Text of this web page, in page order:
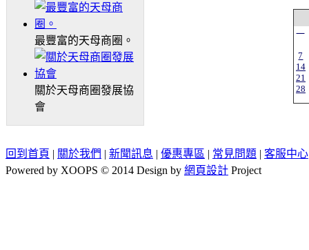
最豐富的天母商圈。
關於天母商圈發展協
會
一
7
14
21
28
回到首頁 | 關於我們 | 新聞訊息 | 優惠專區 | 常見問題 | 客服中心
Powered by XOOPS © 2014 Design by 網頁設計 Project